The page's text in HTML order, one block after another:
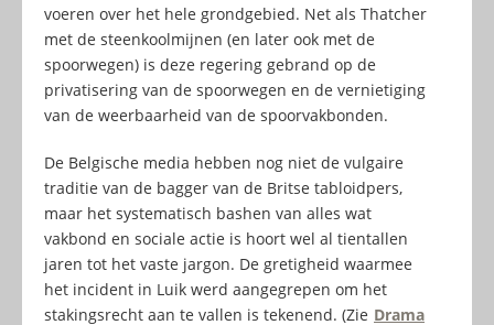
voeren over het hele grondgebied. Net als Thatcher
met de steenkoolmijnen (en later ook met de
spoorwegen) is deze regering gebrand op de
privatisering van de spoorwegen en de vernietiging
van de weerbaarheid van de spoorvakbonden.
De Belgische media hebben nog niet de vulgaire
traditie van de bagger van de Britse tabloidpers,
maar het systematisch bashen van alles wat
vakbond en sociale actie is hoort wel al tientallen
jaren tot het vaste jargon. De gretigheid waarmee
het incident in Luik werd aangegrepen om het
stakingsrecht aan te vallen is tekenend. (Zie Drama